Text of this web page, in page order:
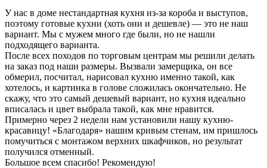
У нас в доме нестандартная кухня из-за короба и выступов,
поэтому готовые кухни (хоть они и дешевле) — это не наш
вариант. Мы с мужем много где были, но не нашли
подходящего варианта.
После всех походов по торговым центрам мы решили делать
на заказ под наши размеры. Вызвали замерщика, он все
обмерил, посчитал, нарисовал кухню именно такой, как
хотелось, и картинка в голове сложилась окончательно. Не
скажу, что это самый дешевый вариант, но кухня идеально
вписалась и цвет выбрала такой, как мне нравится.
Примерно через 2 недели нам установили нашу кухню-
красавицу! «Благодаря» нашим кривым стенам, им пришлось
помучиться с монтажом верхних шкафчиков, но результат
получился отменный.
Большое всем спасибо! Рекомендую!